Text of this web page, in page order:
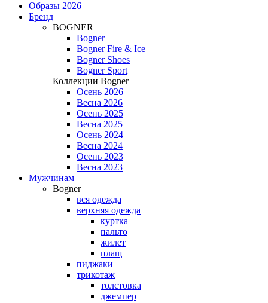
Образы 2026
Бренд
BOGNER
Bogner
Bogner Fire & Ice
Bogner Shoes
Bogner Sport
Коллекции Bogner
Осень 2026
Весна 2026
Осень 2025
Весна 2025
Осень 2024
Весна 2024
Осень 2023
Весна 2023
Мужчинам
Bogner
вся одежда
верхняя одежда
куртка
пальто
жилет
плащ
пиджаки
трикотаж
толстовка
джемпер